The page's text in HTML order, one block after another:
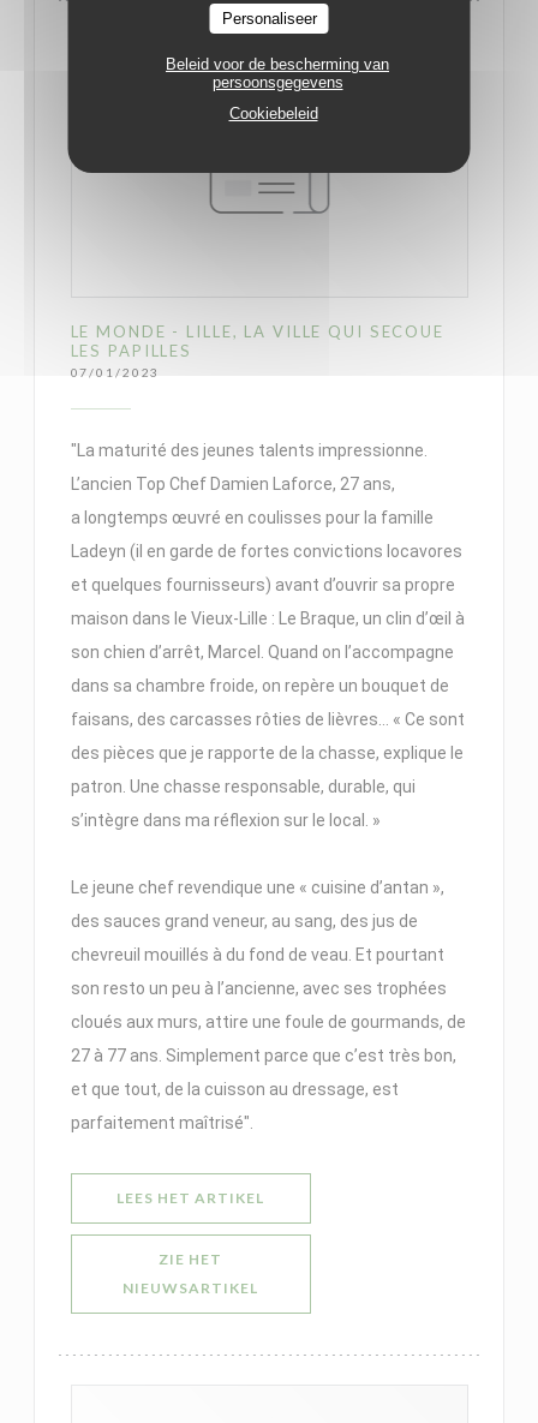
Personaliseer
Beleid voor de bescherming van
persoonsgegevens
Cookiebeleid
LE MONDE - LILLE, LA VILLE QUI SECOUE
LES PAPILLES
07/01/2023
"La maturité des jeunes talents impressionne.
L’ancien Top Chef Damien Laforce, 27 ans,
a longtemps œuvré en coulisses pour la famille
Ladeyn (il en garde de fortes convictions locavores
et quelques fournisseurs) avant d’ouvrir sa propre
maison dans le Vieux-Lille : Le Braque, un clin d’œil à
son chien d’arrêt, Marcel. Quand on l’accompagne
dans sa chambre froide, on repère un bouquet de
faisans, des carcasses rôties de lièvres… « Ce sont
des pièces que je rapporte de la chasse, explique le
patron. Une chasse responsable, durable, qui
s’intègre dans ma réflexion sur le local. »
Le jeune chef revendique une « cuisine d’antan »,
des sauces grand veneur, au sang, des jus de
chevreuil mouillés à du fond de veau. Et pourtant
son resto un peu à l’ancienne, avec ses trophées
cloués aux murs, attire une foule de gourmands, de
27 à 77 ans. Simplement parce que c’est très bon,
et que tout, de la cuisson au dressage, est
parfaitement maîtrisé".
LEES HET ARTIKEL
ZIE HET
NIEUWSARTIKEL